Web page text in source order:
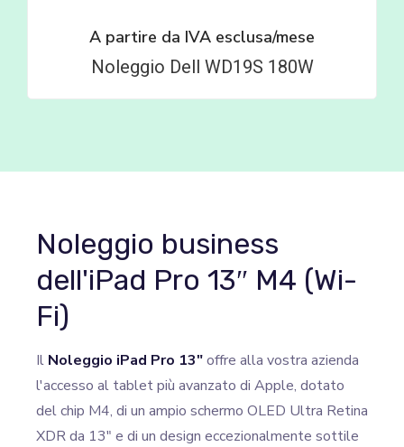
A partire da IVA esclusa/mese
Noleggio Dell WD19S 180W
Noleggio business
dell'iPad Pro 13″ M4 (Wi-
Fi)
Il Noleggio iPad Pro 13″offre alla vostra azienda
l'accesso al tablet più avanzato di Apple, dotato
del chip M4, di un ampio schermo OLED Ultra Retina
XDR da 13″ e di un design eccezionalmente sottile